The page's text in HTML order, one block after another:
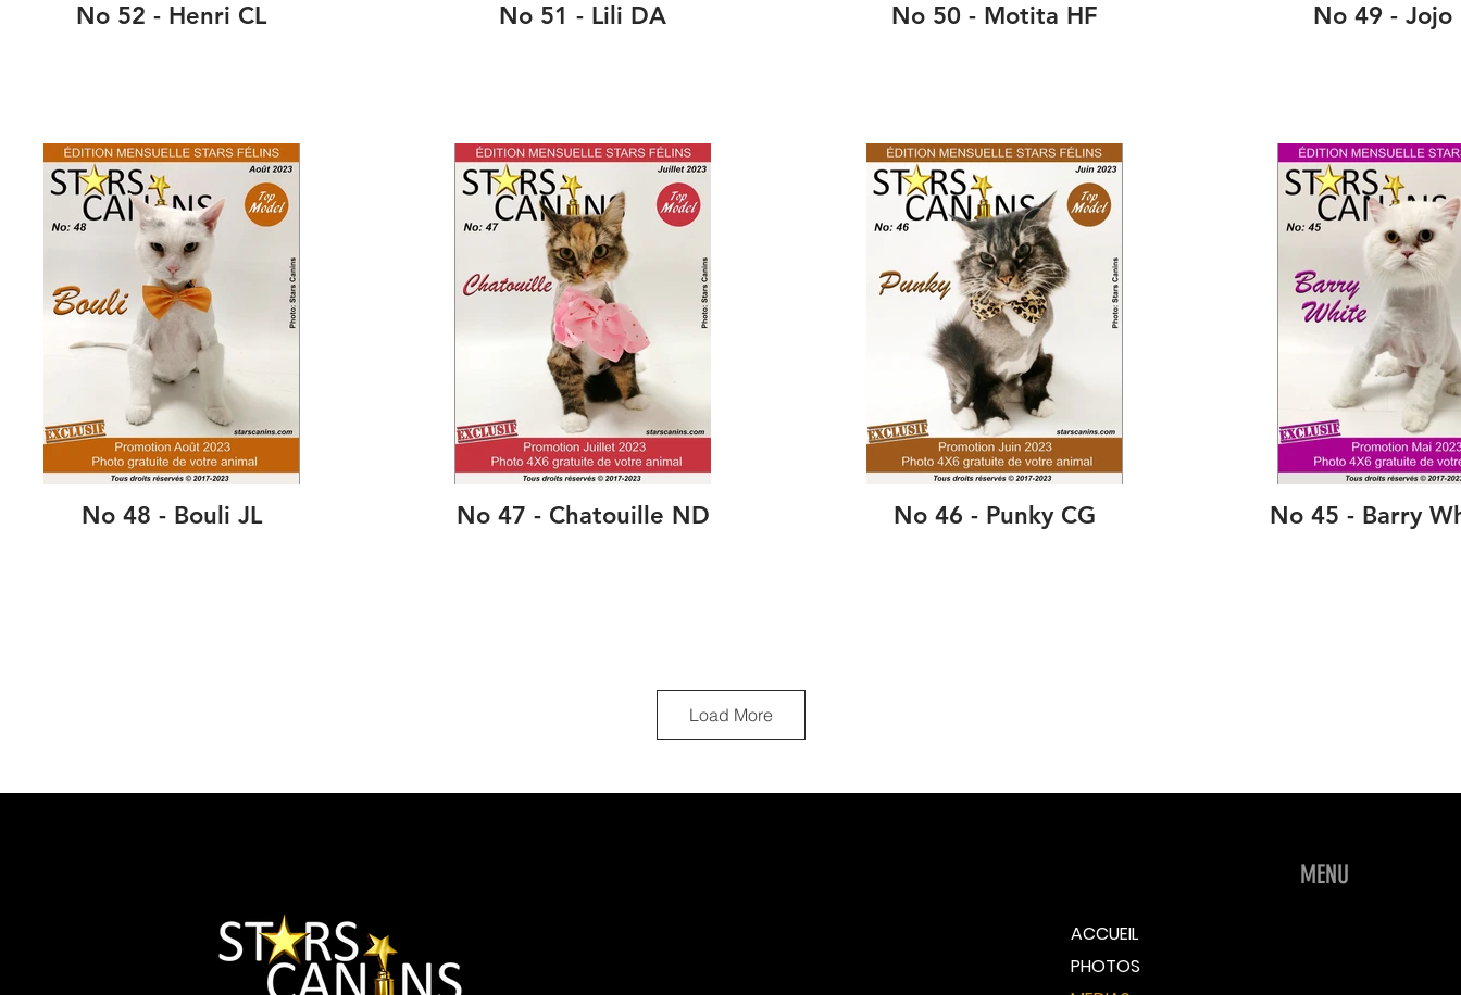
No 52 - Henri CL No 51 - Lili DA No 50 - Motita HF No 49 - Jojo
No 48 - Bouli JL No 47 - Chatouille ND No 46 - Punky CG No 45 - Barry
Load More
MENU
ACCUEIL
PHOTOS